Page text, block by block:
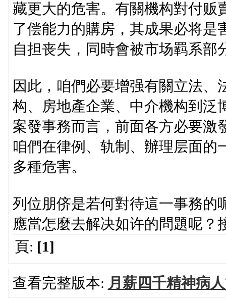
藏更大的危害。有關機构對付贩
了偿能力的購房，其成果必将是
自担丧失，同時會被市场羁系部
因此，咱們必要增强有關立法
构、房地產企業、中介機构到泛
案發事務而言，前面各方必要激
咱們在律例、轨制、辦理层面的
多種危害。
列位朋侪是若何對待這一事務的
應當怎麼去解决如许的問題呢？
頁: [1]
查看完整版本: 月薪四千精神病